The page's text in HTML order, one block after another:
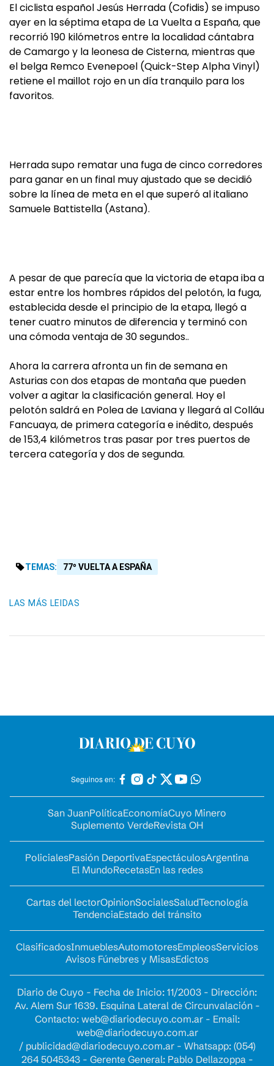
El ciclista español Jesús Herrada (Cofidis) se impuso
ayer en la séptima etapa de La Vuelta a España, que
recorrió 190 kilómetros entre la localidad cántabra
de Camargo y la leonesa de Cisterna, mientras que
el belga Remco Evenepoel (Quick-Step Alpha Vinyl)
retiene el maillot rojo en un día tranquilo para los
favoritos.
Herrada supo rematar una fuga de cinco corredores
para ganar en un final muy ajustado que se decidió
sobre la línea de meta en el que superó al italiano
Samuele Battistella (Astana).
A pesar de que parecía que la victoria de etapa iba a
estar entre los hombres rápidos del pelotón, la fuga,
establecida desde el principio de la etapa, llegó a
tener cuatro minutos de diferencia y terminó con
una cómoda ventaja de 30 segundos..
Ahora la carrera afronta un fin de semana en
Asturias con dos etapas de montaña que pueden
volver a agitar la clasificación general. Hoy el
pelotón saldrá en Polea de Laviana y llegará al Colláu
Fancuaya, de primera categoría e inédito, después
de 153,4 kilómetros tras pasar por tres puertos de
tercera categoría y dos de segunda.
TEMAS: 77º VUELTA A ESPAÑA
LAS MÁS LEIDAS
Seguinos en:
San JuanPolíticaEconomíaCuyo Minero
Suplemento VerdeRevista OH
PolicialesPasión DeportivaEspectáculosArgentina
El MundoRecetasEn las redes
Cartas del lectorOpinionSocialesSaludTecnología
TendenciaEstado del tránsito
ClasificadosInmueblesAutomotoresEmpleosServicios
Avisos Fúnebres y MisasEdictos
Diario de Cuyo - Fecha de Inicio: 11/2003 - Dirección:
Av. Alem Sur 1639. Esquina Lateral de Circunvalación -
Contacto: web@diariodecuyo.com.ar- Email:
web@diariodecuyo.com.ar
/ publicidad@diariodecuyo.com.ar- Whatsapp: (054)
264 5045343 - Gerente General: Pablo Dellazoppa -